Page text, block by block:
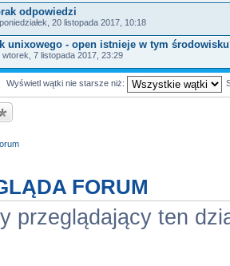
odpowiedzi
20 listopada 2017, 10:18
unixowego - open istnieje w tym
wtorek, 7 listopada 2017, 23:29
Wyświetl wątki nie starsze niż:
FORUM
przeglądający ten